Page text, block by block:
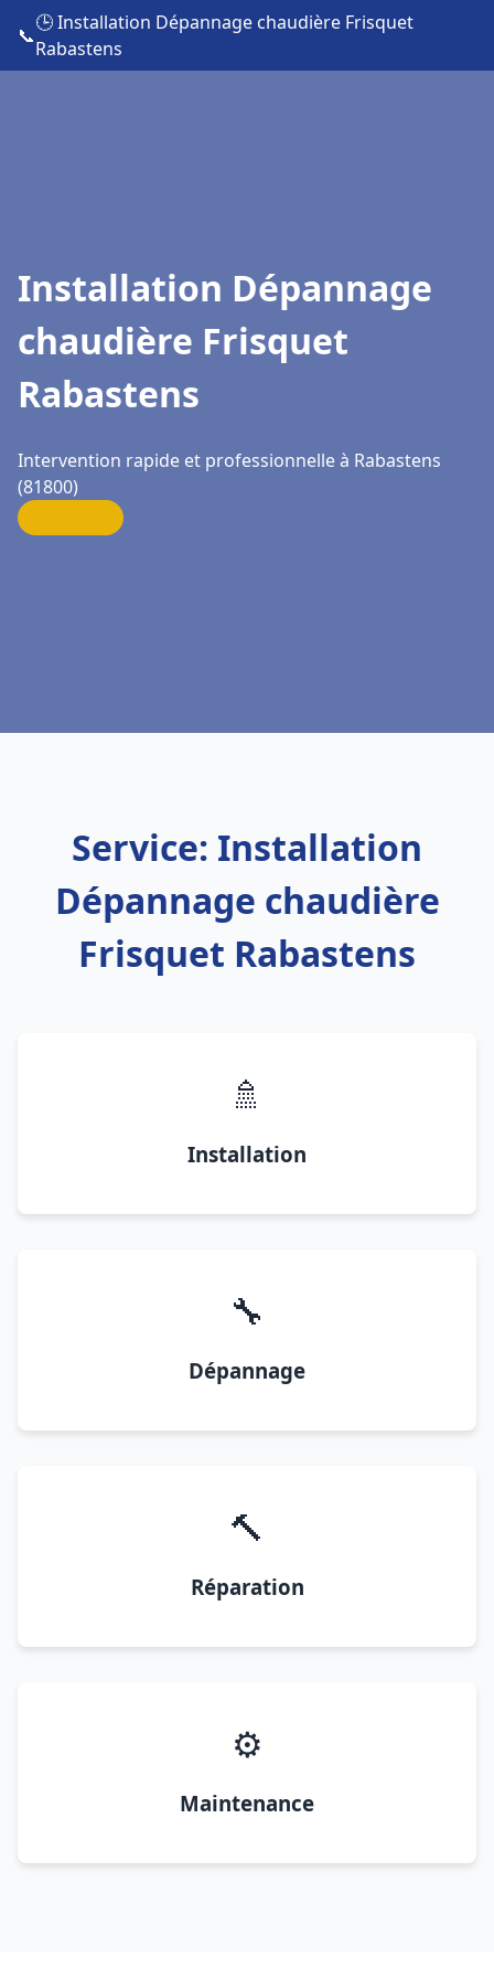
📞
🕒 Installation Dépannage chaudière Frisquet
Rabastens
Installation Dépannage
chaudière Frisquet
Rabastens
Intervention rapide et professionnelle à Rabastens
(81800)
Service: Installation
Dépannage chaudière
Frisquet Rabastens
🚿
Installation
🔧
Dépannage
🔨
Réparation
⚙️
Maintenance